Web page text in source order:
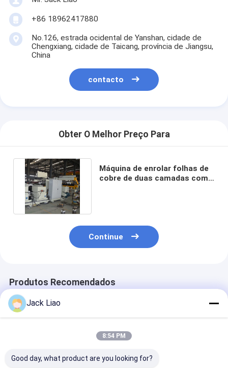
+86 18962417880
No.126, estrada ocidental de Yanshan, cidade de
Chengxiang, cidade de Taicang, província de Jiangsu,
China
contacto
Obter O Melhor Preço Para
Máquina de enrolar folhas de
cobre de duas camadas com
Continue
Produtos Recomendados
Jack Liao
8:54 PM
Good day, what product are you looking for?